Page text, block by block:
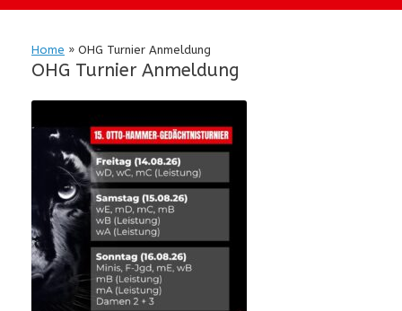
Home » OHG Turnier Anmeldung
OHG Turnier Anmeldung